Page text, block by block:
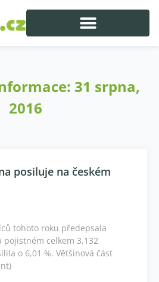
31 srpna,
2016
posiluje na českém
tohoto roku předepsala
pojistném celkem 3,132
o 6,01 %. Většinová část